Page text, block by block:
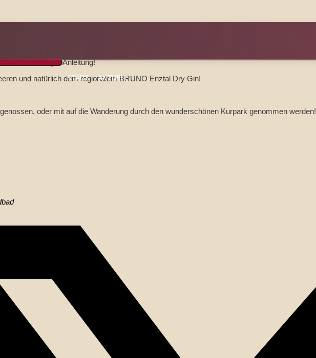
START AKTUELL
fachkundiger Anleitung!
und natürlich dem regionalem BRUNO Enztal Dry Gin!
oder mit auf die Wanderung durch den wunderschönen Kurpark genommen werden!